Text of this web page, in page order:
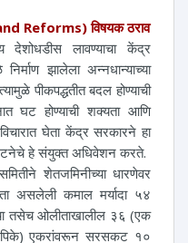
Reforms) विषयक ठराव
देशोधडीस लावण्याचा केंद्र
झालेला अन्नधान्याच्या
पीकपद्धतीत बदल होण्याची
घट होण्याची शक्यता आणि
घेता केंद्र सरकारने हा
हे संयुक्त अधिवेशन करते.
शेतजमिनीच्या धारणेवर
असलेली कमाल मर्यादा ५४
तसेच ओलीताखालील ३६ (एक
एकरांवरून सरसकट १०